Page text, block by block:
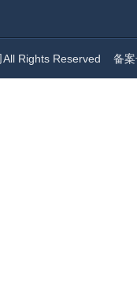
All Rights Reserved 备